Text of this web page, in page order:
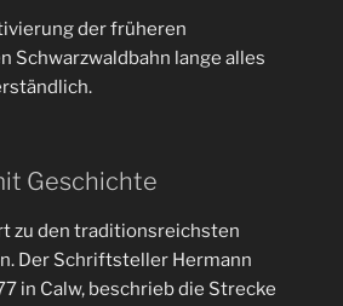
der früheren
Schwarzwaldbahn lange alles
Geschichte
zu den traditionsreichsten
Der Schriftsteller Hermann
in Calw, beschrieb die Strecke